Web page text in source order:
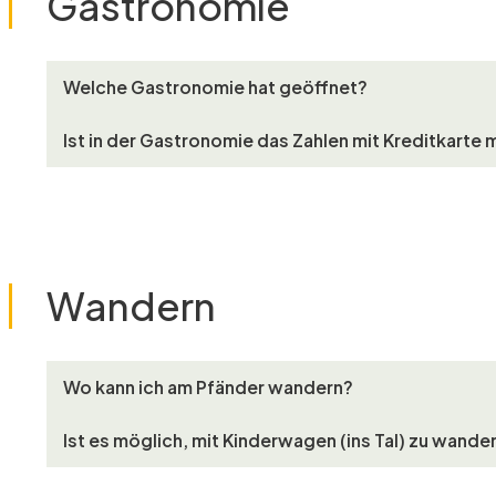
Welche Gastronomie hat geöffnet?
Ist in der Gastronomie das Zahlen mit Kreditkarte
Wandern
Wo kann ich am Pfänder wandern?
Ist es möglich, mit Kinderwagen (ins Tal) zu